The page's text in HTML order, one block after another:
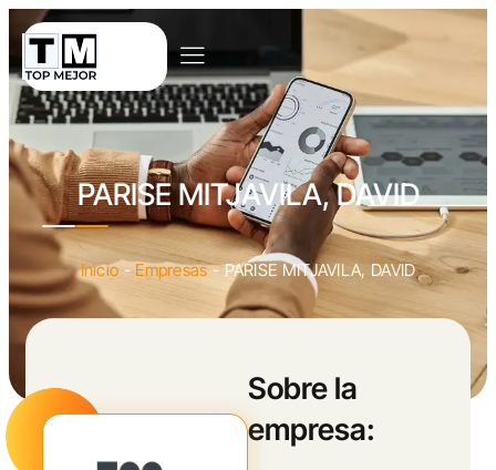
PARISE MITJAVILA, DAVID
Inicio -Empresas-PARISE MITJAVILA, DAVID
Sobre la
empresa: